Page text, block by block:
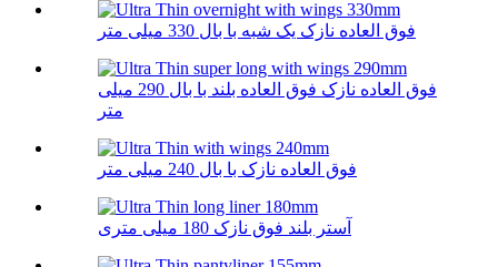
فوق العاده نازک یک شبه با بال 330 میلی متر
فوق العاده نازک فوق العاده بلند با بال 290 میلی
متر
فوق العاده نازک با بال 240 میلی متر
آستر بلند فوق نازک 180 میلی متری